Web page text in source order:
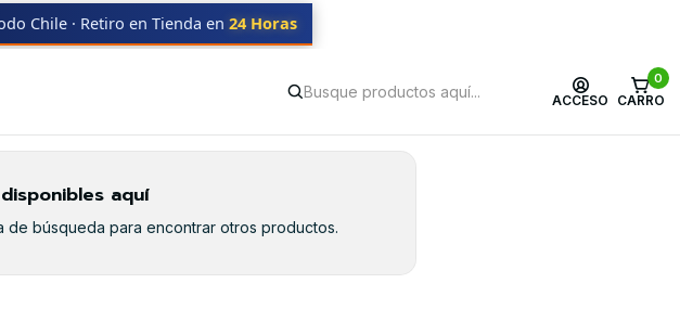
ACCESO
0
CARRO
Chile · Retiro en Tienda en 24 Horas
aquí
de búsqueda para encontrar otros productos.